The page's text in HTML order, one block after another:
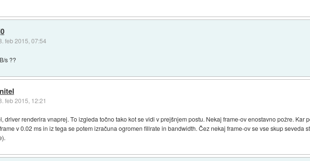
feb 2015, 07:54
s ??
feb 2015, 12:21
driver renderira vnaprej. To izgleda točno tako kot se vidi v prejšnjem postu. Nekaj frame-ov enostavno požre. Kar
v 0.02 ms in iz tega se potem izračuna ogromen fillrate in bandwidth. Čez nekaj frame-ov se vse skup seveda